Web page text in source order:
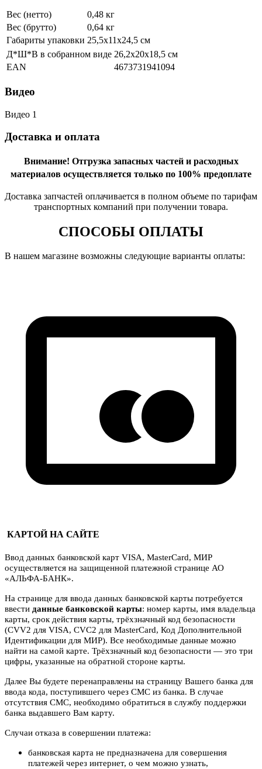
Вес (нетто)
0,48 кг
Вес (брутто)
0,64 кг
Габариты упаковки 25,5х11х24,5 см
Д*Ш*В в собранном виде 26,2х20х18,5 см
EAN
4673731941094
Видео
Видео 1
Доставка и оплата
Внимание! Отгрузка запасных частей и расходных
материалов осуществляется только по 100% предоплате
Доставка запчастей оплачивается в полном объеме по тарифам
транспортных компаний при получении товара.
СПОСОБЫ ОПЛАТЫ
В нашем магазине возможны следующие варианты оплаты:
КАРТОЙ НА САЙТЕ
Ввод данных банковской карт VISA, MasterCard, МИР
осуществляется на защищенной платежной странице АО
«АЛЬФА-БАНК».
На странице для ввода данных банковской карты потребуется
ввести данные банковской карты: номер карты, имя владельца
карты, срок действия карты, трёхзначный код безопасности
(CVV2 для VISA, CVC2 для MasterCard, Код Дополнительной
Идентификации для МИР). Все необходимые данные можно
найти на самой карте. Трёхзначный код безопасности — это три
цифры, указанные на обратной стороне карты.
Далее Вы будете перенаправлены на страницу Вашего банка для
ввода кода, поступившего через СМС из банка. В случае
отсутствия СМС, необходимо обратиться в службу поддержки
банка выдавшего Вам карту.
Случаи отказа в совершении платежа:
банковская карта не предназначена для совершения
платежей через интернет, о чем можно узнать,